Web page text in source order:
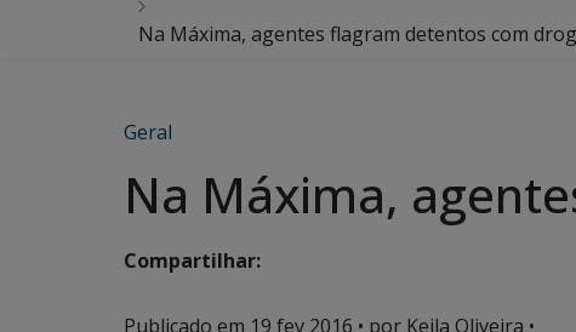
Na Máxima, agentes flagram detentos com
Geral
Na Máxima,
Compartilhar:
Publicado em 19 fev 2016 • por Keila Oliveira •